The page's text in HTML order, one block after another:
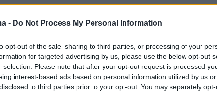
- Do Not Process My Personal Information
opt-out of the sale, sharing to third parties, or processing of your
for targeted advertising by us, please use the below opt-out
selection. Please note that after your opt-out request is processed
interest-based ads based on personal information utilized by us
to third parties prior to your opt-out. You may separately
απελευθερώθηκε το 1913. Δόθηκε οριστικά